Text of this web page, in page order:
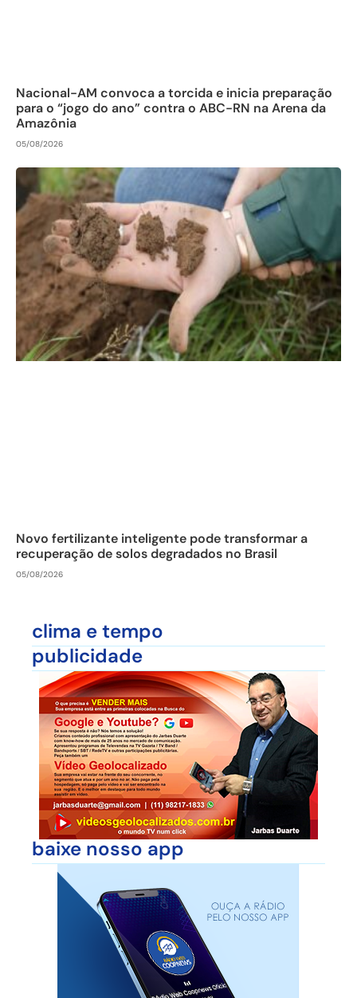
Nacional-AM convoca a torcida e inicia preparação
para o “jogo do ano” contra o ABC-RN na Arena da
Amazônia
05/08/2026
Novo fertilizante inteligente pode transformar a
recuperação de solos degradados no Brasil
05/08/2026
clima e tempo
publicidade
baixe nosso app